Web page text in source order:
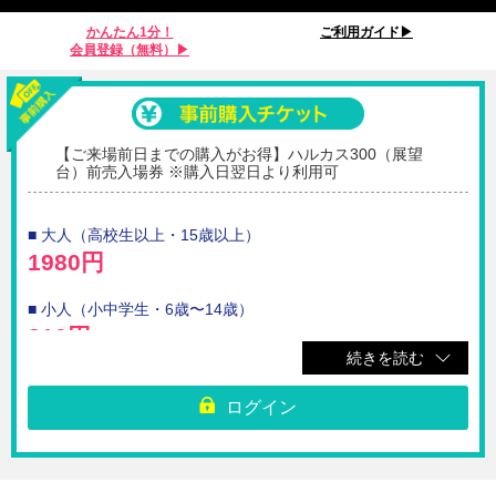
かんたん1分！
会員登録（無料）▶︎
ご利用ガイド▶︎
【ご来場前日までの購入がお得】ハルカス300（展望
台）前売入場券 ※購入日翌日より利用可
■ 大人（高校生以上・15歳以上）
1980円
■ 小人（小中学生・6歳〜14歳）
810円
☆ハルカス300（展望台）の前売入場券です。
※本チケットは購入日翌日以降よりご利用いただけるチケットです。購入
い。
続きを読む
ログイン